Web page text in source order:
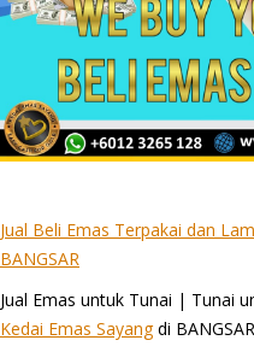
Jual Beli Emas Terpakai dan
BANGSAR
Jual Emas untuk Tunai | Tunai
Kedai Emas Sayangdi BANGSAR